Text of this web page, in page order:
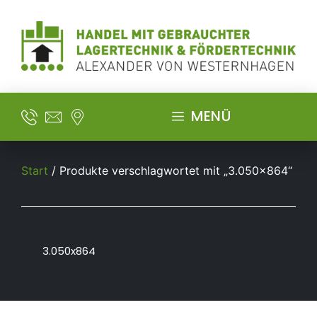
MENÜ
Start / Produkte verschlagwortet mit „3.050x864“
3.050x864